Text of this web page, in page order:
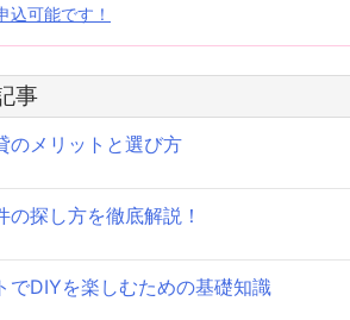
込可能です！
事
のメリットと選び方
の探し方を徹底解説！
でDIYを楽しむための基礎知識